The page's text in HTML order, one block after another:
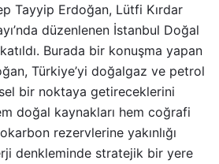
Tayyip Erdoğan, Lütfi Kırdar
düzenlenen İstanbul Doğal
Burada bir konuşma yapan
Türkiye’yi doğalgaz ve petrol
bir noktaya getireceklerini
doğal kaynakları hem coğrafi
rezervlerine yakınlığı
denkleminde stratejik bir yere